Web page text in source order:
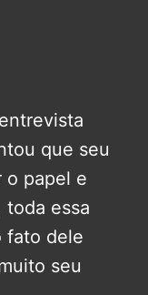
que seu
o papel e
essa
fato dele
seu